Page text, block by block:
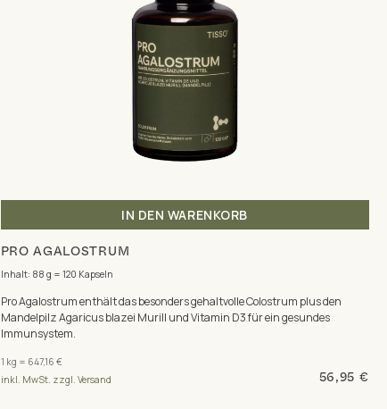
IN DEN WARENKORB
PRO AGALOSTRUM
Inhalt: 88 g = 120 Kapseln
Pro Agalostrum enthält das besonders gehaltvolle Colostrum plus den
Mandelpilz Agaricus blazei Murill und Vitamin D3 für ein gesundes
Immunsystem.
1 kg = 647,16 €
inkl. MwSt. zzgl. Versand
56,95 €